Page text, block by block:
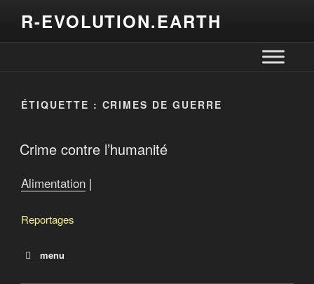
R-EVOLUTION.EARTH
ÉTIQUETTE : CRIMES DE GUERRE
Crime contre l’humanité
Alimentation |
Reportages
menu